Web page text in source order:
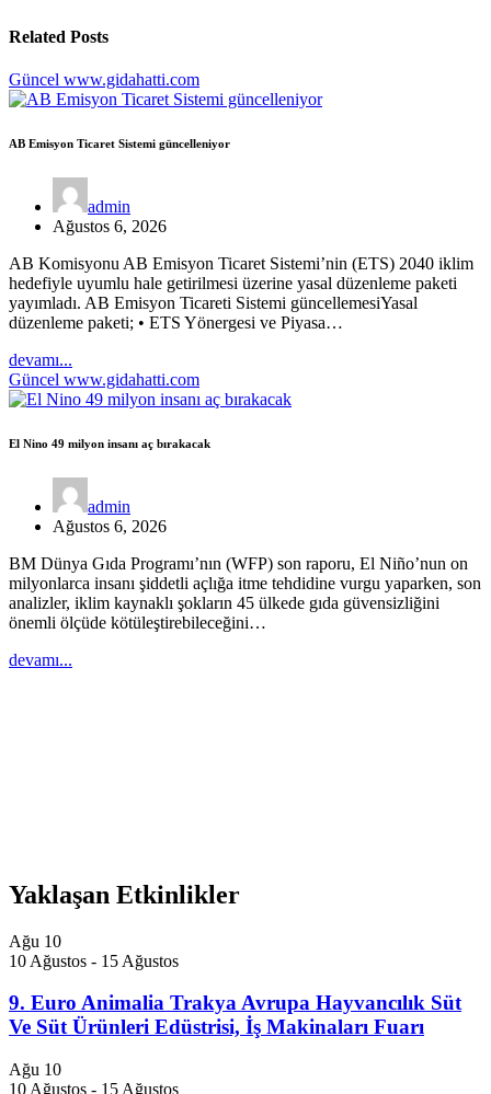
Related Posts
Güncel www.gidahatti.com
AB Emisyon Ticaret Sistemi güncelleniyor
admin
Ağustos 6, 2026
AB Komisyonu AB Emisyon Ticaret Sistemi’nin (ETS) 2040 iklim
hedefiyle uyumlu hale getirilmesi üzerine yasal düzenleme paketi
yayımladı. AB Emisyon Ticareti Sistemi güncellemesiYasal
düzenleme paketi; • ETS Yönergesi ve Piyasa…
devamı...
Güncel www.gidahatti.com
El Nino 49 milyon insanı aç bırakacak
admin
Ağustos 6, 2026
BM Dünya Gıda Programı’nın (WFP) son raporu, El Niño’nun on
milyonlarca insanı şiddetli açlığa itme tehdidine vurgu yaparken, son
analizler, iklim kaynaklı şokların 45 ülkede gıda güvensizliğini
önemli ölçüde kötüleştirebileceğini…
devamı...
Yaklaşan Etkinlikler
Ağu 10
10 Ağustos - 15 Ağustos
9. Euro Animalia Trakya Avrupa Hayvancılık Süt
Ve Süt Ürünleri Edüstrisi, İş Makinaları Fuarı
Ağu 10
10 Ağustos - 15 Ağustos